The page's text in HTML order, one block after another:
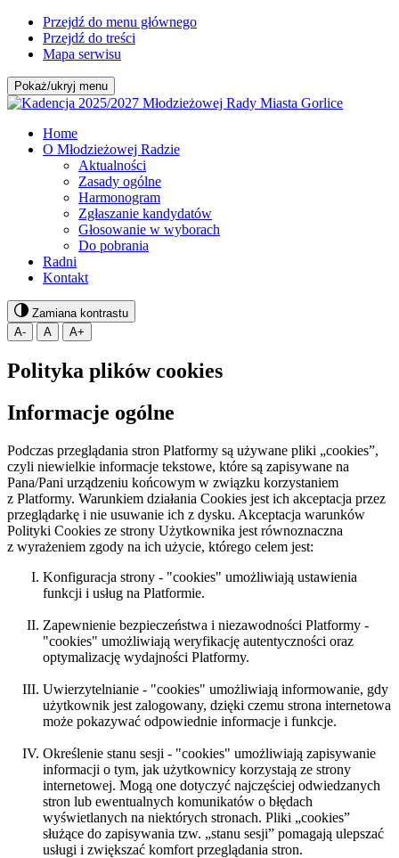
Przejdź do menu głównego
Przejdź do treści
Mapa serwisu
Pokaż/ukryj menu
Home
O Młodzieżowej Radzie
Aktualności
Zasady ogólne
Harmonogram
Zgłaszanie kandydatów
Głosowanie w wyborach
Do pobrania
Radni
Kontakt
Zamiana kontrastu
A-
A A+
Polityka plików cookies
Informacje ogólne
Podczas przeglądania stron Platformy są używane pliki „cookies”,
czyli niewielkie informacje tekstowe, które są zapisywane na
Pana/Pani urządzeniu końcowym w związku korzystaniem
z Platformy. Warunkiem działania Cookies jest ich akceptacja przez
przeglądarkę i nie usuwanie ich z dysku. Akceptacja warunków
Polityki Cookies ze strony Użytkownika jest równoznaczna
z wyrażeniem zgody na ich użycie, którego celem jest:
Konfiguracja strony - "cookies" umożliwiają ustawienia
funkcji i usług na Platformie.
Zapewnienie bezpieczeństwa i niezawodności Platformy -
"cookies" umożliwiają weryfikację autentyczności oraz
optymalizację wydajności Platformy.
Uwierzytelnianie - "cookies" umożliwiają informowanie, gdy
użytkownik jest zalogowany, dzięki czemu strona internetowa
może pokazywać odpowiednie informacje i funkcje.
Określenie stanu sesji - "cookies" umożliwiają zapisywanie
informacji o tym, jak użytkownicy korzystają ze strony
internetowej. Mogą one dotyczyć najczęściej odwiedzanych
stron lub ewentualnych komunikatów o błędach
wyświetlanych na niektórych stronach. Pliki „cookies”
służące do zapisywania tzw. „stanu sesji” pomagają ulepszać
usługi i zwiększać komfort przeglądania stron.